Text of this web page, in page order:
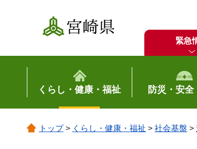
宮崎県
緊急
くらし・健康・福祉 防災・安全
トップ> くらし・健康・福祉 > 社会基盤 >